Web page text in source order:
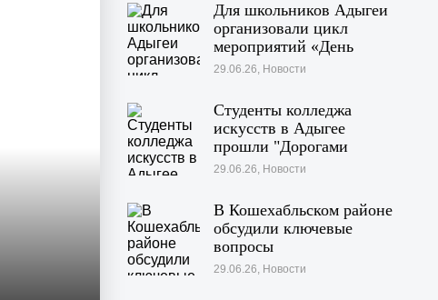
Для школьников Адыгеи
организовали цикл
мероприятий «День
Памяти»
29.06.26, Новости
Студенты колледжа
искусств в Адыгее
прошли "Дорогами
войны"
29.06.26, Новости
В Кошехабльском районе
обсудили ключевые
вопросы
жизнедеятельности
29.06.26, Новости